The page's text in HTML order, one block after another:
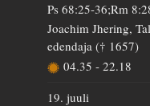
Ps 68:25-36;Rm
Joachim Jhering,
edendaja († 1657)
04.35 - 22.18
19. juuli